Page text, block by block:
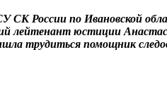
СК России по Ивановской
лейтенант юстиции
трудиться помощник